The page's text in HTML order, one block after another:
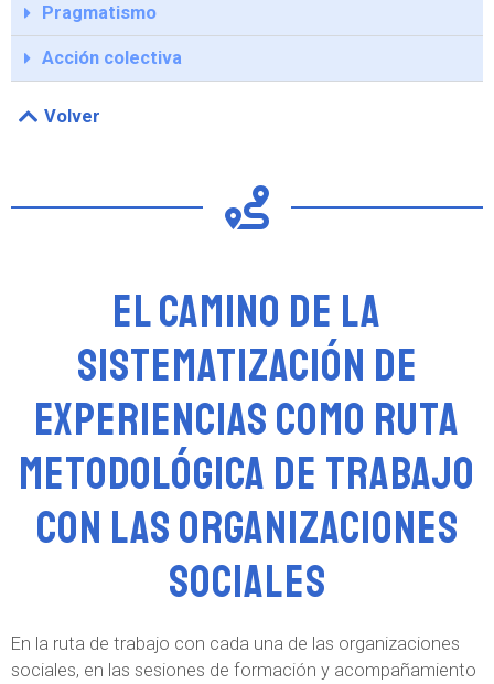
Pragmatismo
Acción colectiva
Volver
El camino de la
sistematización de
experiencias como ruta
metodológica de trabajo
con las organizaciones
sociales
En la ruta de trabajo con cada una de las organizaciones
sociales, en las sesiones de formación y acompañamiento